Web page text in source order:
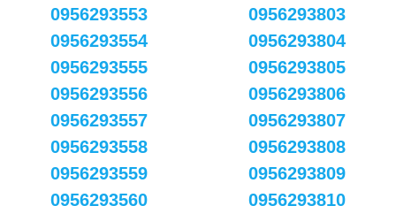
0956293553
0956293554
0956293555
0956293556
0956293557
0956293558
0956293559
0956293560
0956293803
0956293804
0956293805
0956293806
0956293807
0956293808
0956293809
0956293810